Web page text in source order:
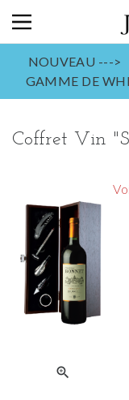
NOUVEAU --->
GAMME DE
Coffret Vin
zoom_in